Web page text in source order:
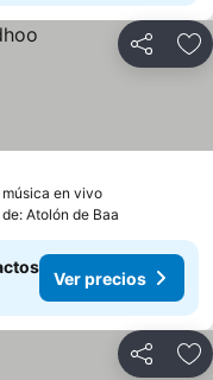
Compartir
en vivoVer precios
Atolón de Baa
Ver precios
Compartir